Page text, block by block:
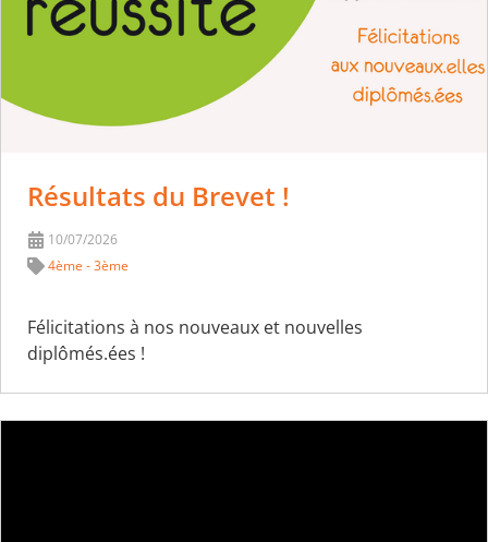
Résultats du Brevet !
10/07/2026
4ème - 3ème
Félicitations à nos nouveaux et nouvelles
diplômés.ées !